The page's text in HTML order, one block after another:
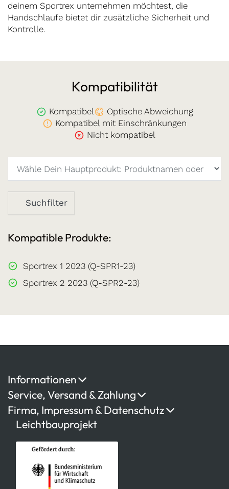
deinem Sportrex unternehmen möchtest, die
Handschlaufe bietet dir zusätzliche Sicherheit und
Kontrolle.
Kompatibilität
Kompatibel
Optische Abweichung
Kompatibel mit Einschränkungen
Nicht kompatibel
Suchfilter
Kompatible Produkte:
Sportrex 1 2023 (Q-SPR1-23)
Sportrex 2 2023 (Q-SPR2-23)
Informationen
Service, Versand & Zahlung
Firma, Impressum & Datenschutz
Leichtbauprojekt